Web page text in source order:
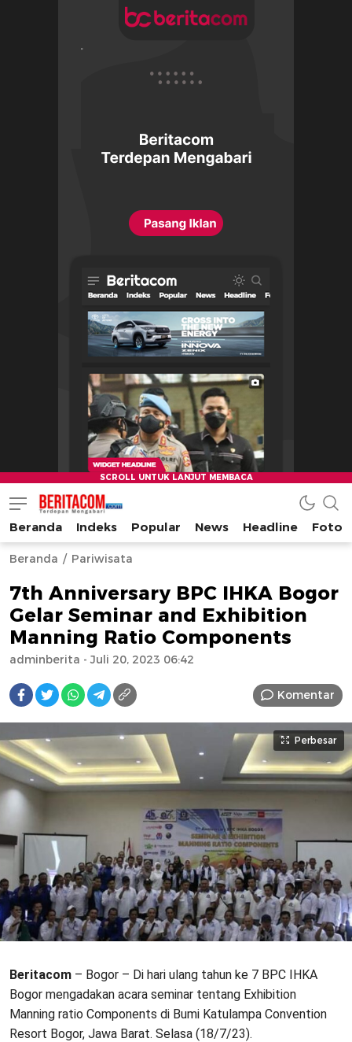
beritacom.com
bestnews
Beranda Indeks Popular News Headline Foto
Beranda Pariwisata
7th Anniversary BPC IHKA Bogor
Gelar Seminar and Exhibition
Manning Ratio Components
adminberita - Juli 20, 2023 06:42
Komentar
Perbesar
Beritacom – Bogor – Di hari ulang tahun ke 7 BPC IHKA
Bogor mengadakan acara seminar tentang Exhibition
Manning ratio Components di Bumi Katulampa Convention
Resort Bogor, Jawa Barat. Selasa (18/7/23).